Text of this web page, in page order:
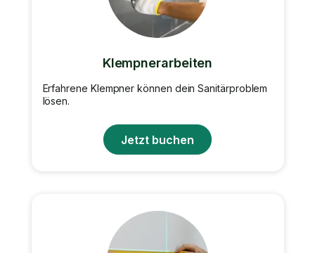
Klempnerarbeiten
Erfahrene Klempner können dein Sanitärproblem
lösen.
Jetzt buchen